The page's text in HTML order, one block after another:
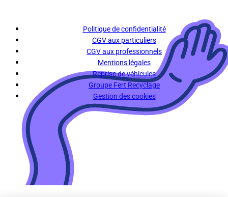
Politique de confidentialité
CGV aux particuliers
CGV aux professionnels
Mentions légales
Reprise de véhicules
Groupe Fert Recyclage
Gestion des cookies